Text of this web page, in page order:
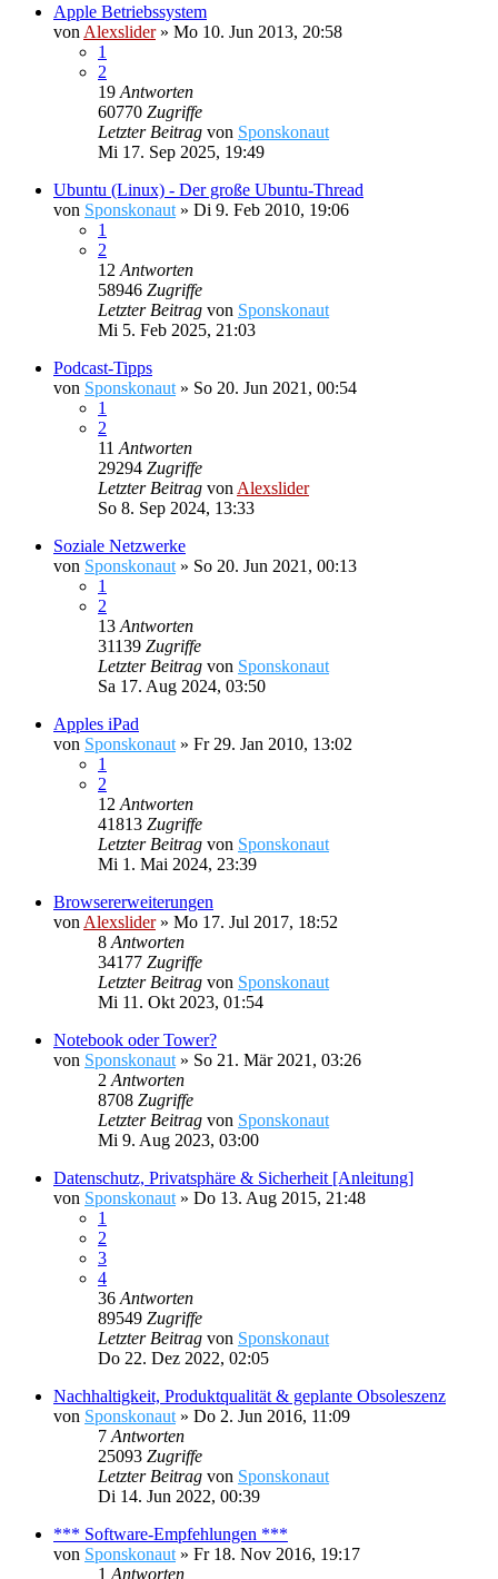
Apple Betriebssystem
von Alexslider» Mo 10. Jun 2013, 20:58
1
2
19 Antworten
60770 Zugriffe
Letzter Beitrag von Sponskonaut
Mi 17. Sep 2025, 19:49
Ubuntu (Linux) - Der große Ubuntu-Thread
von Sponskonaut » Di 9. Feb 2010, 19:06
1
2
12 Antworten
58946 Zugriffe
Letzter Beitrag von Sponskonaut
Mi 5. Feb 2025, 21:03
Podcast-Tipps
von Sponskonaut » So 20. Jun 2021, 00:54
1
2
11 Antworten
29294 Zugriffe
Letzter Beitrag von Alexslider
So 8. Sep 2024, 13:33
Soziale Netzwerke
von Sponskonaut » So 20. Jun 2021, 00:13
1
2
13 Antworten
31139 Zugriffe
Letzter Beitrag von Sponskonaut
Sa 17. Aug 2024, 03:50
Apples iPad
von Sponskonaut » Fr 29. Jan 2010, 13:02
1
2
12 Antworten
41813 Zugriffe
Letzter Beitrag von Sponskonaut
Mi 1. Mai 2024, 23:39
Browsererweiterungen
von Alexslider» Mo 17. Jul 2017, 18:52
8 Antworten
34177 Zugriffe
Letzter Beitrag von Sponskonaut
Mi 11. Okt 2023, 01:54
Notebook oder Tower?
von Sponskonaut » So 21. Mär 2021, 03:26
2 Antworten
8708 Zugriffe
Letzter Beitrag von Sponskonaut
Mi 9. Aug 2023, 03:00
Datenschutz, Privatsphäre & Sicherheit [Anleitung]
von Sponskonaut » Do 13. Aug 2015, 21:48
1
2
3
4
36 Antworten
89549 Zugriffe
Letzter Beitrag von Sponskonaut
Do 22. Dez 2022, 02:05
Nachhaltigkeit, Produktqualität & geplante Obsoleszenz
von Sponskonaut » Do 2. Jun 2016, 11:09
7 Antworten
25093 Zugriffe
Letzter Beitrag von Sponskonaut
Di 14. Jun 2022, 00:39
*** Software-Empfehlungen ***
von Sponskonaut » Fr 18. Nov 2016, 19:17
1 Antworten